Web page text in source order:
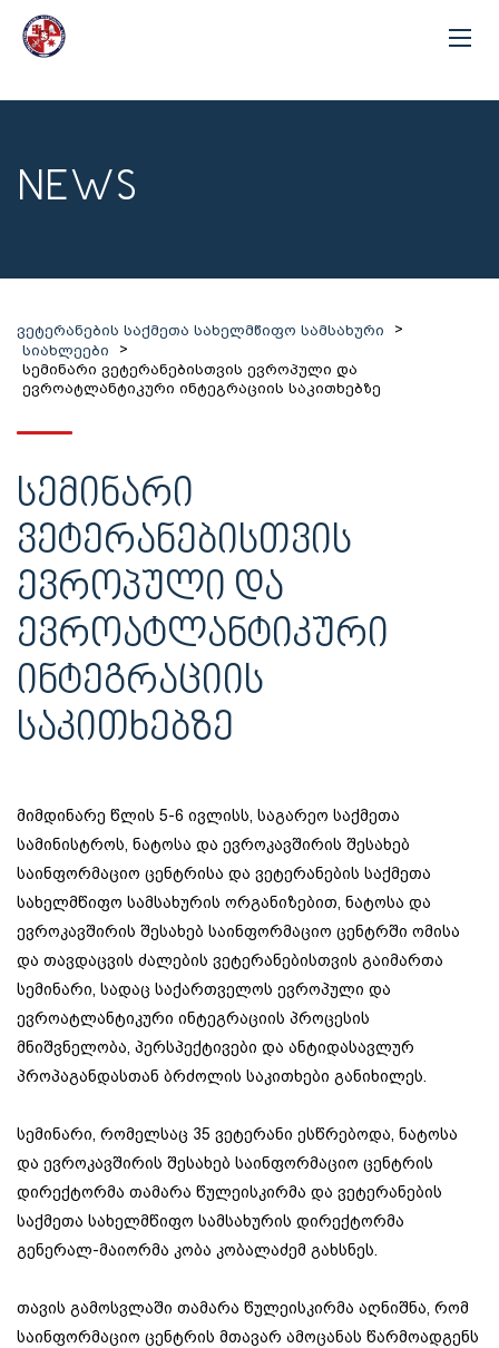
NEWS
ვეტერანების საქმეთა სახელმწიფო სამსახური
>
სიახლეები
>
სემინარი ვეტერანებისთვის ევროპული და
ევროატლანტიკური ინტეგრაციის საკითხებზე
ᲡᲔᲛᲘᲜᲐᲠᲘ
ᲕᲔᲢᲔᲠᲐᲜᲔᲑᲘᲡᲗᲕᲘᲡ
ᲔᲕᲠᲝᲞᲣᲚᲘ ᲓᲐ
ᲔᲕᲠᲝᲐᲢᲚᲐᲜᲢᲘᲙᲣᲠᲘ
ᲘᲜᲢᲔᲒᲠᲐᲪᲘᲘᲡ
ᲡᲐᲙᲘᲗᲮᲔᲑᲖᲔ
მიმდინარე წლის 5-6 ივლისს, საგარეო საქმეთა
სამინისტროს, ნატოსა და ევროკავშირის შესახებ
საინფორმაციო ცენტრისა და ვეტერანების საქმეთა
სახელმწიფო სამსახურის ორგანიზებით, ნატოსა და
ევროკავშირის შესახებ საინფორმაციო ცენტრში ომისა
და თავდაცვის ძალების ვეტერანებისთვის გაიმართა
სემინარი, სადაც საქართველოს ევროპული და
ევროატლანტიკური ინტეგრაციის პროცესის
მნიშვნელობა, პერსპექტივები და ანტიდასავლურ
პროპაგანდასთან ბრძოლის საკითხები განიხილეს.
სემინარი, რომელსაც 35 ვეტერანი ესწრებოდა, ნატოსა
და ევროკავშირის შესახებ საინფორმაციო ცენტრის
დირექტორმა თამარა წულეისკირმა და ვეტერანების
საქმეთა სახელმწიფო სამსახურის დირექტორმა
გენერალ-მაიორმა კობა კობალაძემ გახსნეს.
თავის გამოსვლაში თამარა წულეისკირმა აღნიშნა, რომ
საინფორმაციო ცენტრის მთავარ ამოცანას წარმოადგენს